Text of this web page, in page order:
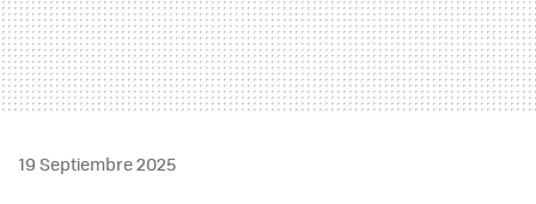
19 Septiembre 2025